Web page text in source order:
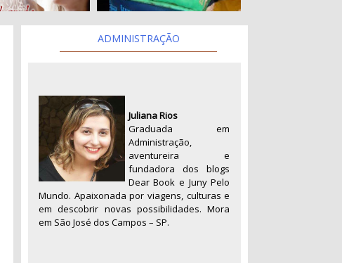
ADMINISTRAÇÃO
Juliana Rios
Graduada em
Administração,
aventureira e
fundadora dos blogs
Dear Book e Juny Pelo
Mundo. Apaixonada por viagens, culturas e
em descobrir novas possibilidades. Mora
em São José dos Campos – SP.